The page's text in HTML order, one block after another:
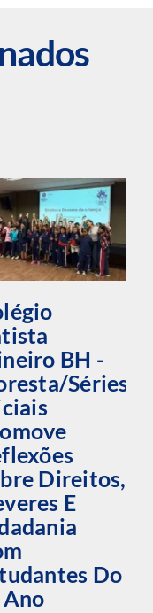
BH -
Séries
Direitos,
E
Do
Ano